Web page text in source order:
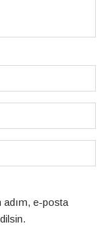
adım, e-posta